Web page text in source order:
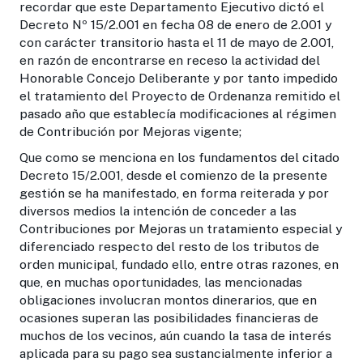
recordar que este Departamento Ejecutivo dictó el
Decreto Nº 15/2.001 en fecha 08 de enero de 2.001 y
con carácter transitorio hasta el 11 de mayo de 2.001,
en razón de encontrarse en receso la actividad del
Honorable Concejo Deliberante y por tanto impedido
el tratamiento del Proyecto de Ordenanza remitido el
pasado año que establecía modificaciones al régimen
de Contribución por Mejoras vigente;
Que como se menciona en los fundamentos del citado
Decreto 15/2.001, desde el comienzo de la presente
gestión se ha manifestado, en forma reiterada y por
diversos medios la intención de conceder a las
Contribuciones por Mejoras un tratamiento especial y
diferenciado respecto del resto de los tributos de
orden municipal, fundado ello, entre otras razones, en
que, en muchas oportunidades, las mencionadas
obligaciones involucran montos dinerarios, que en
ocasiones superan las posibilidades financieras de
muchos de los vecinos, aún cuando la tasa de interés
aplicada para su pago sea sustancialmente inferior a